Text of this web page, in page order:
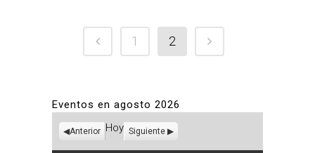
1 2
Eventos en agosto 2026
Anterior Hoy Siguiente